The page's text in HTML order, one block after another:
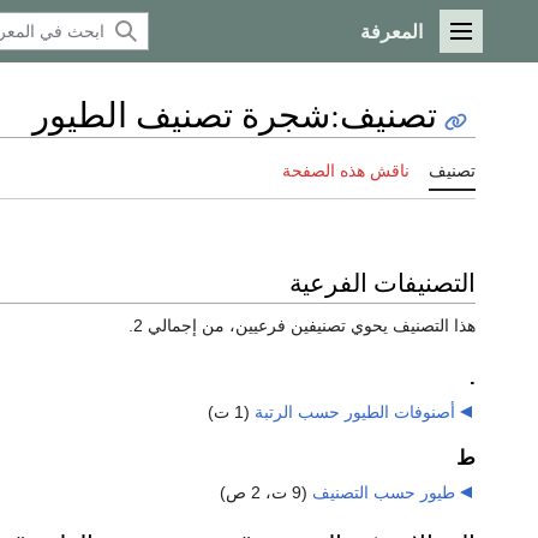
القائمة الرئيسية
المعرفة
تصنيف:شجرة تصنيف الطيور
تصنيف ناقش هذه الصفحة
التصنيفات الفرعية
هذا التصنيف يحوي تصنيفين فرعيين، من إجمالي 2.
.
أصنوفات الطيور حسب الرتبة (1 ت)
ط
طيور حسب التصنيف (9 ت، 2 ص)